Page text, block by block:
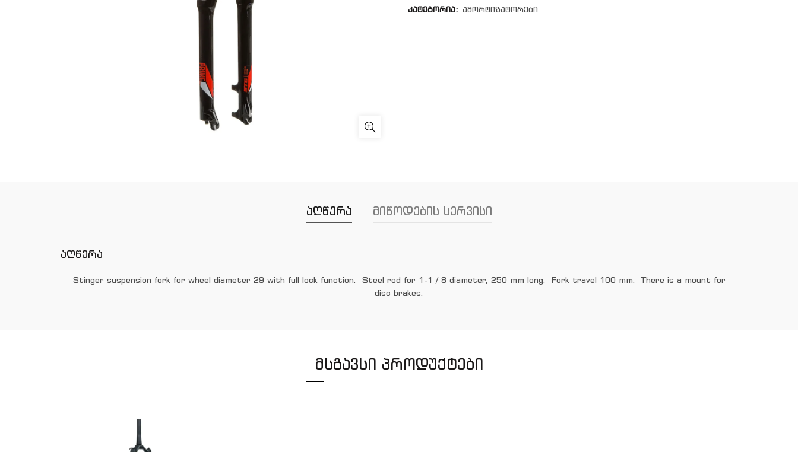
კატეგორია: ამორტიზატორები
აღწერა მიწოდების სერვისი
აღწერა
Stinger suspension fork for wheel diameter 29 with full lock function. Steel rod for 1-1 / 8 diameter, 250 mm long. Fork travel 100 mm. There is a mount for
disc brakes.
ᲛᲡᲒᲐᲕᲡᲘ ᲞᲠᲝᲓᲣᲥᲢᲔᲑᲘ